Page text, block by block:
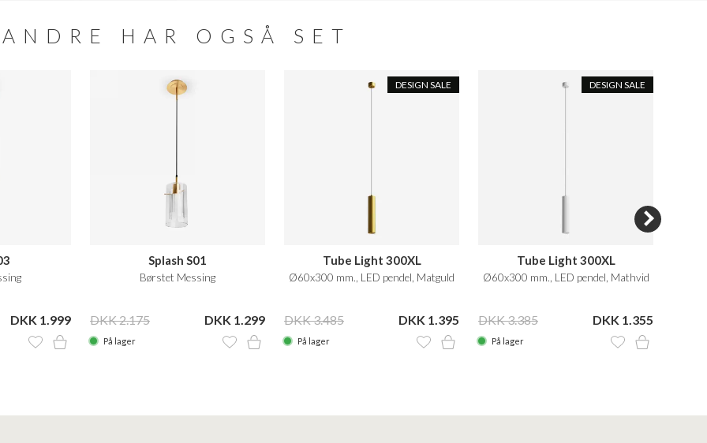
ANDRE HAR OGSÅ SET
DKK 1.999
Splash S01
Børstet Messing
DKK 2.175 DKK 1.299
På lager
DESIGN SALE
Tube Light 300XL
Ø60x300 mm., LED pendel, Matguld
DKK 3.485 DKK 1.395
På lager
DESIGN SALE
Tube Light 300XL
Ø60x300 mm., LED pendel, Mathvid
DKK 3.385 DKK 1.355
På lager